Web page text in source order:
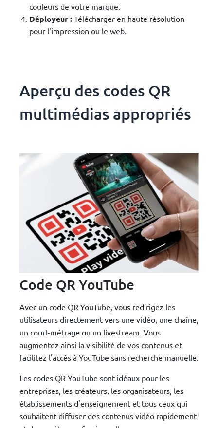
couleurs de votre marque.
Déployeur : Télécharger en haute résolution
pour l'impression ou le web.
Aperçu des codes QR
multimédias appropriés
Code QR YouTube
Avec un code QR YouTube, vous redirigez les
utilisateurs directement vers une vidéo, une chaîne,
un court-métrage ou un livestream. Vous
augmentez ainsi la visibilité de vos contenus et
facilitez l'accès à YouTube sans recherche manuelle.
Les codes QR YouTube sont idéaux pour les
entreprises, les créateurs, les organisateurs, les
établissements d'enseignement et tous ceux qui
souhaitent diffuser des contenus vidéo rapidement